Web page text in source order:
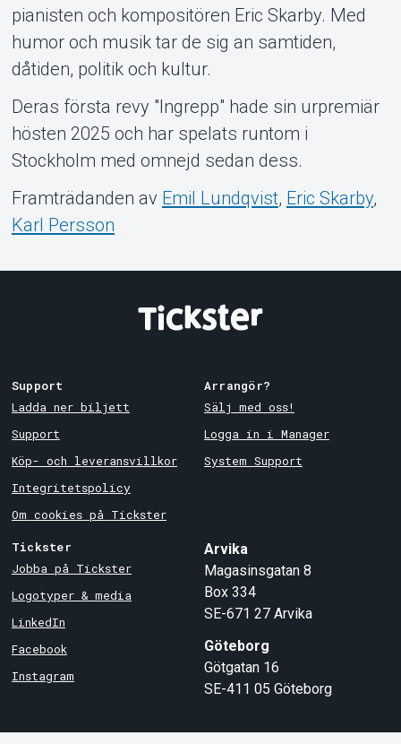
pianisten och kompositören Eric Skarby. Med
humor och musik tar de sig an samtiden,
dåtiden, politik och kultur.
Deras första revy "Ingrepp" hade sin urpremiär
hösten 2025 och har spelats runtom i
Stockholm med omnejd sedan dess.
Framträdanden av Emil Lundqvist, Eric Skarby,
Karl Persson
Support
Ladda ner biljett
Support
Köp- och leveransvillkor
Integritetspolicy
Om cookies på Tickster
Arrangör?
Sälj med oss!
Logga in i Manager
System Support
Tickster
Jobba på Tickster
Logotyper & media
LinkedIn
Facebook
Instagram
Arvika
Magasinsgatan 8
Box 334
SE-671 27 Arvika
Göteborg
Götgatan 16
SE-411 05 Göteborg